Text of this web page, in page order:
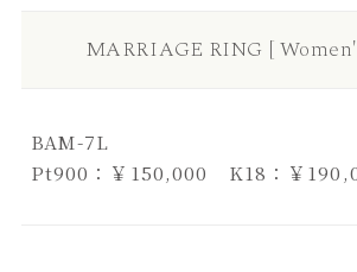
MARRIAGE RING [
BAM-7L
Pt900：￥150,000 K18：￥